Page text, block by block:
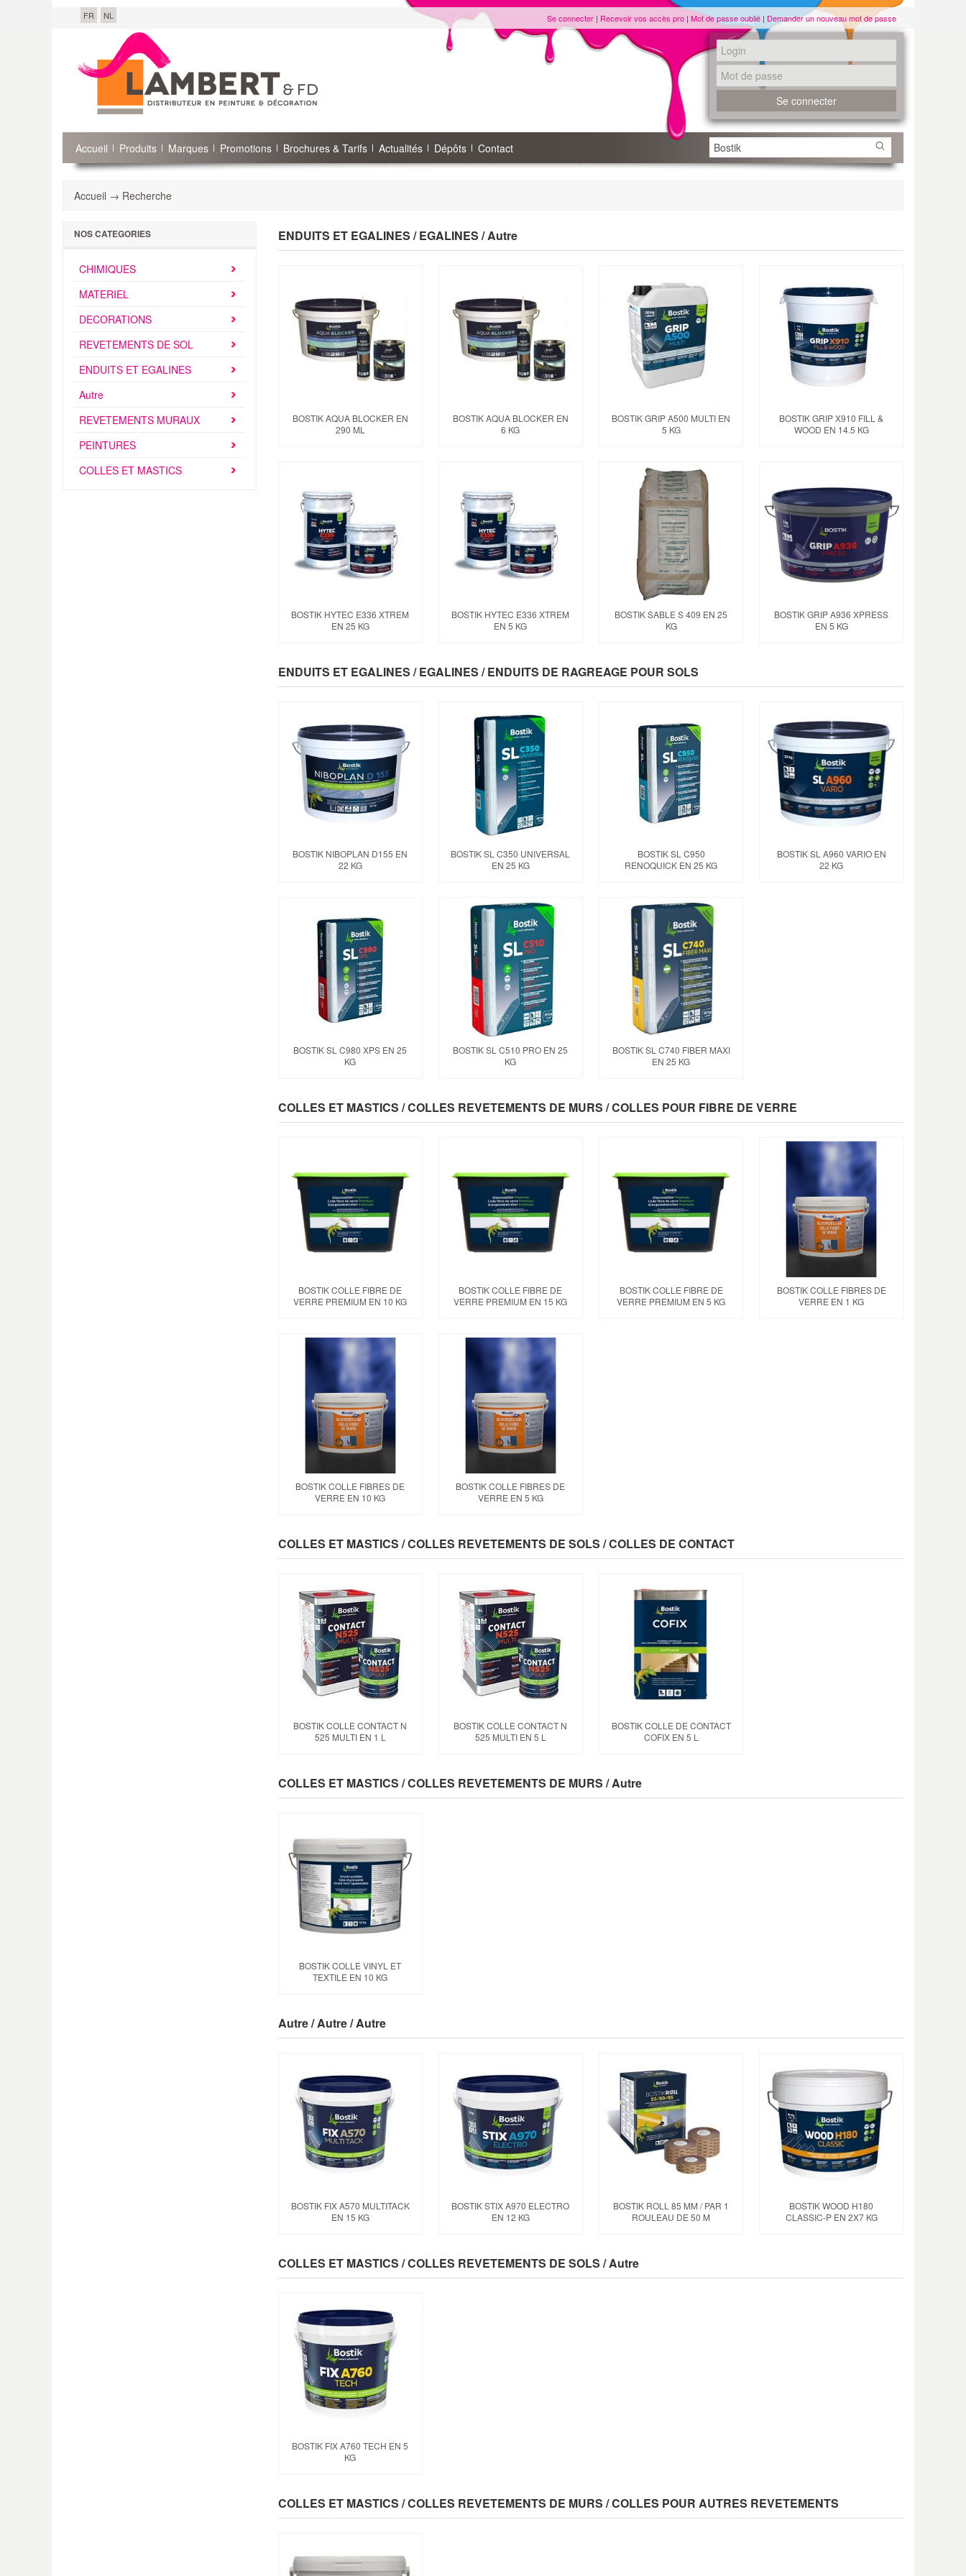
FR NL Se connecter | Recevoir vos accès pro | Mot de passe oublié | Demander un nouveau mot de passe
Accueil Produits Marques Promotions Brochures & Tarifs Actualités Dépôts Contact
Accueil → Recherche
NOS CATEGORIES
CHIMIQUES
MATERIEL
DECORATIONS
REVETEMENTS DE SOL
ENDUITS ET EGALINES
Autre
REVETEMENTS MURAUX
PEINTURES
COLLES ET MASTICS
ENDUITS ET EGALINES / EGALINES / Autre
BOSTIK AQUA BLOCKER EN
290 ML
BOSTIK AQUA BLOCKER EN
6 KG
BOSTIK GRIP A500 MULTI EN
5 KG
BOSTIK GRIP X910 FILL &
WOOD EN 14.5 KG
BOSTIK HYTEC E336 XTREM
EN 25 KG
BOSTIK HYTEC E336 XTREM
EN 5 KG
BOSTIK SABLE S 409 EN 25
KG
BOSTIK GRIP A936 XPRESS
EN 5 KG
ENDUITS ET EGALINES / EGALINES / ENDUITS DE RAGREAGE POUR SOLS
BOSTIK NIBOPLAN D155 EN
22 KG
BOSTIK SL C350 UNIVERSAL
EN 25 KG
BOSTIK SL C950
RENOQUICK EN 25 KG
BOSTIK SL A960 VARIO EN
22 KG
BOSTIK SL C980 XPS EN 25
KG
BOSTIK SL C510 PRO EN 25
KG
BOSTIK SL C740 FIBER MAXI
EN 25 KG
COLLES ET MASTICS / COLLES REVETEMENTS DE MURS / COLLES POUR FIBRE DE VERRE
BOSTIK COLLE FIBRE DE
VERRE PREMIUM EN 10 KG
BOSTIK COLLE FIBRE DE
VERRE PREMIUM EN 15 KG
BOSTIK COLLE FIBRE DE
VERRE PREMIUM EN 5 KG
BOSTIK COLLE FIBRES DE
VERRE EN 1 KG
BOSTIK COLLE FIBRES DE
VERRE EN 10 KG
BOSTIK COLLE FIBRES DE
VERRE EN 5 KG
COLLES ET MASTICS / COLLES REVETEMENTS DE SOLS / COLLES DE CONTACT
BOSTIK COLLE CONTACT N
525 MULTI EN 1 L
BOSTIK COLLE CONTACT N
525 MULTI EN 5 L
BOSTIK COLLE DE CONTACT
COFIX EN 5 L
COLLES ET MASTICS / COLLES REVETEMENTS DE MURS / Autre
BOSTIK COLLE VINYL ET
TEXTILE EN 10 KG
Autre / Autre / Autre
BOSTIK FIX A570 MULTITACK
EN 15 KG
BOSTIK STIX A970 ELECTRO
EN 12 KG
BOSTIK ROLL 85 MM / PAR 1
ROULEAU DE 50 M
BOSTIK WOOD H180
CLASSIC-P EN 2X7 KG
COLLES ET MASTICS / COLLES REVETEMENTS DE SOLS / Autre
BOSTIK FIX A760 TECH EN 5
KG
COLLES ET MASTICS / COLLES REVETEMENTS DE MURS / COLLES POUR AUTRES REVETEMENTS